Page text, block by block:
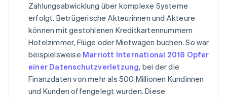
Zahlungsabwicklung über komplexe Systeme
erfolgt. Betrügerische Akteurinnen und Akteure
können mit gestohlenen Kreditkartennummern
Hotelzimmer, Flüge oder Mietwagen buchen. So war
beispielsweise Marriott International 2018 Opfer
einer Datenschutzverletzung, bei der die
Finanzdaten von mehr als 500 Millionen Kundinnen
und Kunden offengelegt wurden. Diese